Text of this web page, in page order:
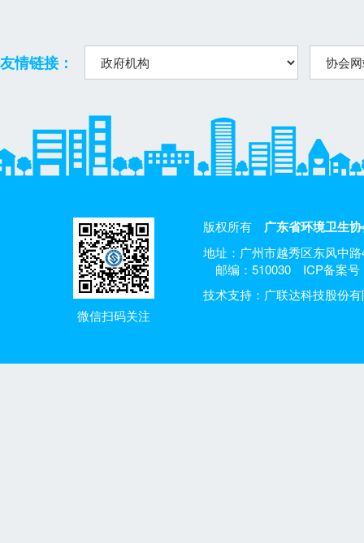
友情链接：
微信扫码关注
版权所有 广东省环境卫生
地址：广州市越秀区东风中
邮编：510030
ICP备案号
技术支持：广联达科技股份